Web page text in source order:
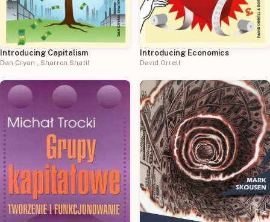
Introducing Capitalism
Dan Cryan Sharron Shatil
Introducing Economics
David Orrell